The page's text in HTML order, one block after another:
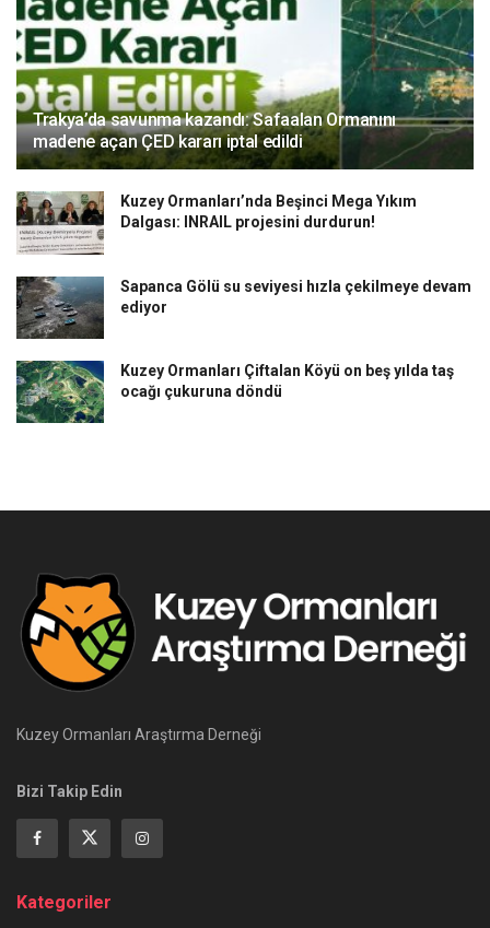
Trakya’da savunma kazandı: Safaalan Ormanını
madene açan ÇED kararı iptal edildi
Kuzey Ormanları’nda Beşinci Mega Yıkım
Dalgası: INRAIL projesini durdurun!
Sapanca Gölü su seviyesi hızla çekilmeye devam
ediyor
Kuzey Ormanları Çiftalan Köyü on beş yılda taş
ocağı çukuruna döndü
Kuzey Ormanları Araştırma Derneği
Bizi Takip Edin
Kategoriler